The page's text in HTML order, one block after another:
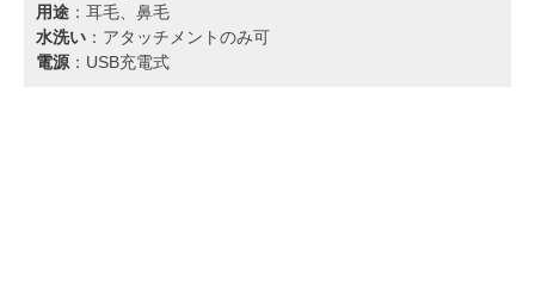
用途 ：耳毛、鼻毛
水洗い ：アタッチメントのみ可
電源 ：USB充電式